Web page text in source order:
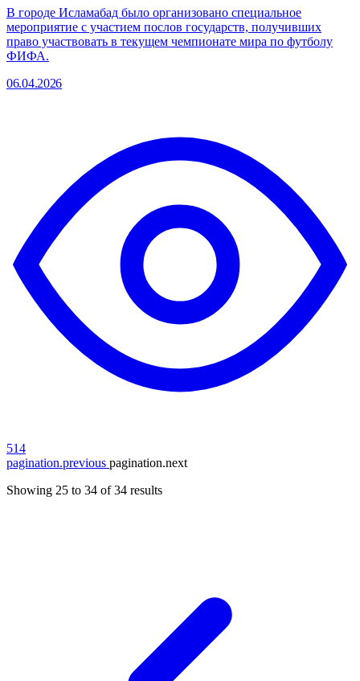
В городе Исламабад было организовано специальное
мероприятие с участием послов государств, получивших
право участвовать в текущем чемпионате мира по футболу
ФИФА.
06.04.2026
514
pagination.previous pagination.next
Showing 25 to 34 of34 results